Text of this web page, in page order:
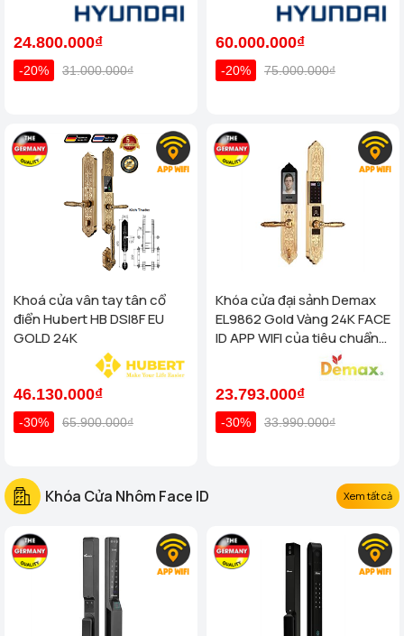
24.800.000₫
-20% 31.000.000₫
60.000.000₫
-20% 75.000.000₫
Khoá cửa vân tay tân cổ
điển Hubert HB DSI8F EU
GOLD 24K
46.130.000₫
-30% 65.900.000₫
Khóa cửa đại sảnh Demax
EL9862 Gold Vàng 24K FACE
ID APP WIFI của tiêu chuẩn
23.793.000₫
-30% 33.990.000₫
Khóa Cửa Nhôm Face ID Xem tất cả